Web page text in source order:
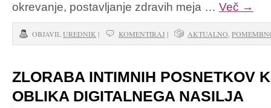
okrevanje, postavljanje zdravih meja … Več →
OBJAVILUREDNIK | KOMENTIRAJ | AKTUALNO
ZLORABA INTIMNIH POSNETKOV
OBLIKA DIGITALNEGA NASILJA